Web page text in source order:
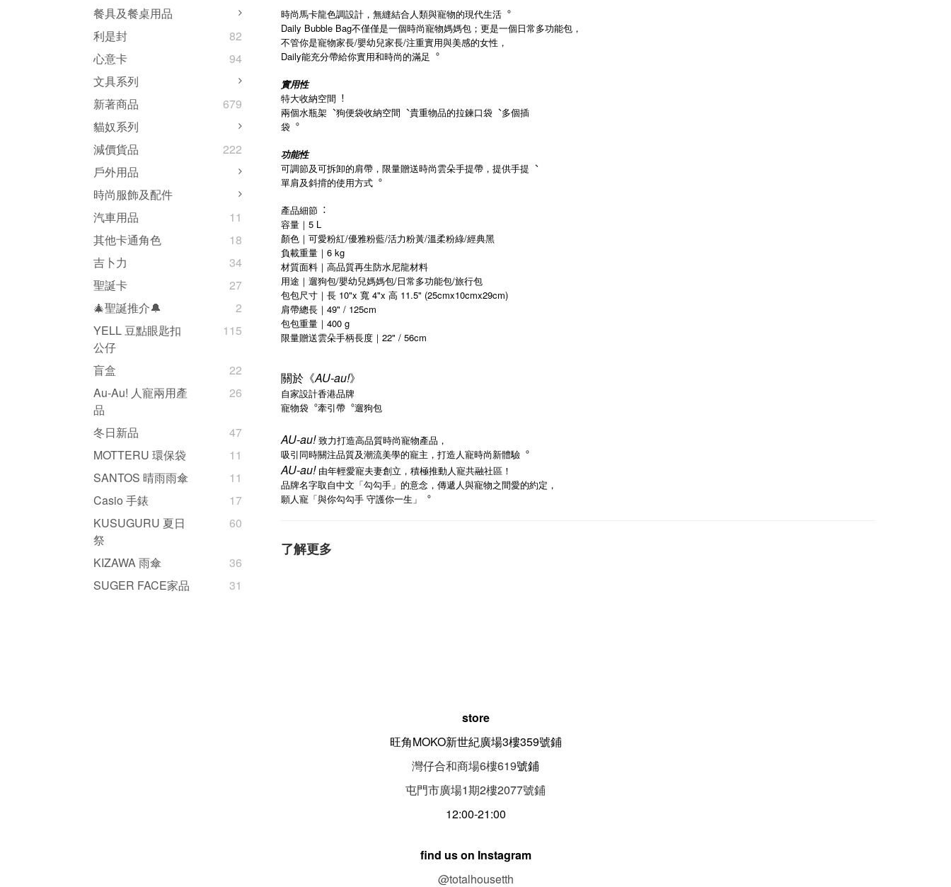
餐具及餐桌用品
利是封
82
心意卡
94
文具系列
新著商品
679
貓奴系列
減價貨品
222
戶外用品
時尚服飾及配件
汽車用品
11
其他卡通角色
18
吉卜力
34
聖誕卡
27
🎄聖誕推介🔔
2
YELL 豆點眼匙扣
公仔
115
盲盒
22
Au-Au! 人寵兩用產
品
26
冬日新品
47
MOTTERU 環保袋
11
SANTOS 晴雨雨傘
11
Casio 手錶
17
KUSUGURU 夏日
祭
60
KIZAWA 雨傘
36
SUGER FACE家品
31
時尚馬卡龍色調設計，無縫結合人類與寵物的現代生活︒
Daily Bubble Bag不僅僅是一個時尚寵物媽媽包；更是一個日常多功能包，
不管你是寵物家長/嬰幼兒家長/注重實用與美感的女性，
Daily能充分帶給你實用和時尚的滿足︒
實用性
特大收納空間︕
兩個水瓶架︑狗便袋收納空間︑貴重物品的拉鍊口袋︑多個插
袋︒
功能性
可調節及可拆卸的肩帶，限量贈送時尚雲朵手提帶，提供手提︑
單肩及斜揹的使用方式︒
產品細節︓
容量｜5 L
顏色｜可愛粉紅/優雅粉藍/活力粉黃/溫柔粉綠/經典黑
負載重量｜6 kg
材質面料｜高品質再生防水尼龍材料
用途｜遛狗包/嬰幼兒媽媽包/日常多功能包/旅行包
包包尺寸｜長 10"x 寬 4"x 高 11.5" (25cmx10cmx29cm)
肩帶總長｜49" / 125cm
包包重量｜400 g
限量贈送雲朵手柄長度｜ 22" / 56cm
關於《AU-au!》
自家設計香港品牌
寵物袋︒牽引帶︒遛狗包
AU-au!致力打造高品質時尚寵物產品，
吸引同時關注品質及潮流美學的寵主，打造人寵時尚新體驗︒
AU-au! 由年輕愛寵夫妻創立，積極推動人寵共融社區！
品牌名字取自中文「勾勾手」的意念，傳遞人與寵物之間愛的約定，
願人寵「與你勾勾手 守護你一生」︒
了解更多
store
旺角MOKO新世紀廣場3樓359號鋪
灣仔合和商場6樓619號鋪
屯門市廣場1期2樓2077號鋪
12:00-21:00
find us on Instagram
@totalhousetth